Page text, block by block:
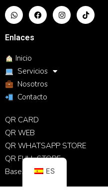
Enlaces
Inicio
Servicios
Nosotros
Contacto
QR CARD
QR WEB
QR WHATSAPP STORE
QR FULL STORE
Bases de datos
ES